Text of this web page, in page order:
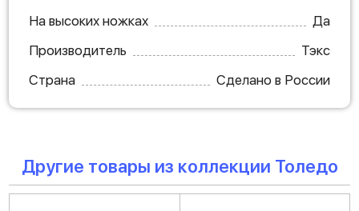
На высоких ножках
Да
Производитель
Тэкс
Страна
Сделано в России
Другие товары из коллекции Толедо